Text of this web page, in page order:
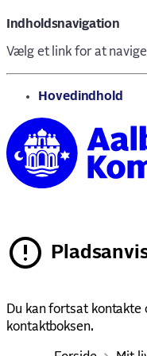
Indholdsnavigation
Vælg et link for at
gå til
Hovedindhold
Du kan fortsat kontakte
kontaktboksen.